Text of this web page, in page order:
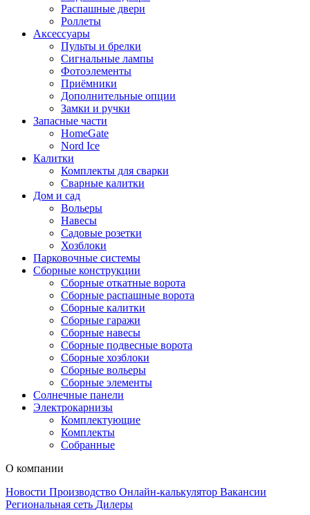
Распашные двери
Роллеты
Аксессуары
Пульты и брелки
Сигнальные лампы
Фотоэлементы
Приёмники
Дополнительные опции
Замки и ручки
Запасные части
HomeGate
Nord Ice
Калитки
Комплекты для сварки
Сварные калитки
Дом и сад
Вольеры
Навесы
Садовые розетки
Хозблоки
Парковочные системы
Сборные конструкции
Сборные откатные ворота
Сборные распашные ворота
Сборные калитки
Сборные гаражи
Сборные навесы
Сборные подвесные ворота
Сборные хозблоки
Сборные вольеры
Сборные элементы
Солнечные панели
Электрокарнизы
Комплектующие
Комплекты
Собранные
О компании
Новости Производство Онлайн-калькулятор Вакансии
Региональная сеть Дилеры